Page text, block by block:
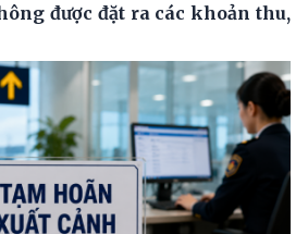
được đặt ra các khoản thu,